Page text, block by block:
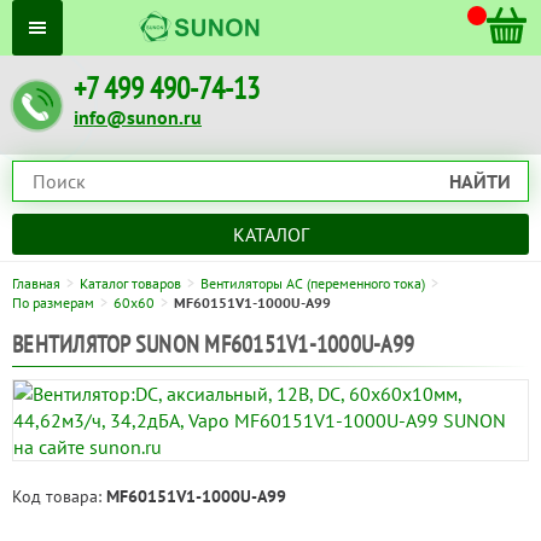
+7 499 490-74-13
info@sunon.ru
НАЙТИ
КАТАЛОГ
Главная Каталог товаров
Вентиляторы AC (переменного тока)
По размерам
60x60 MF60151V1-1000U-A99
ВЕНТИЛЯТОР SUNON MF60151V1-1000U-A99
Код товара: MF60151V1-1000U-A99